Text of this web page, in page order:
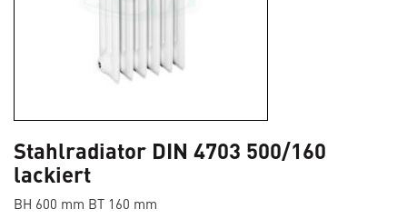
Stahlradiator DIN 4703 500/160
lackiert
BH 600 mm BT 160 mm